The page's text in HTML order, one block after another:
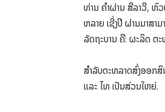
ທ່ານ ຄໍາຜ່ານ ສີລາວີ, ຫົວ
ຫລາຍ ເຊີ່ງປີ ຜ່ານມາສ
ລັດຖະບານ ຄື: ຜະລິດ ຕະ
ສໍາລັບຕະຫລາດສົ່ງອອກສິ
ແລະ ໄທ ເປັນສ່ວນໃຫຍ່.